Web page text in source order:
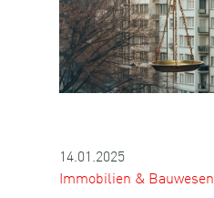
14.01.2025
Immobilien & Bauwesen